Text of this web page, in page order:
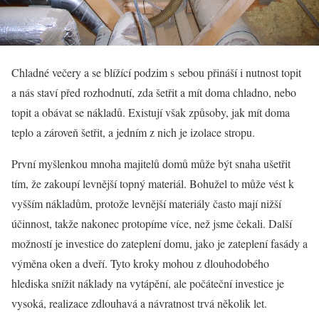
Chladné večery a se blížící podzim s sebou přináší i nutnost topit
a nás staví před rozhodnutí, zda šetřit a mít doma chladno, nebo
topit a obávat se nákladů. Existují však způsoby, jak mít doma
teplo a zároveň šetřit, a jedním z nich je izolace stropu.
První myšlenkou mnoha majitelů domů může být snaha ušetřit
tím, že zakoupí levnější topný materiál. Bohužel to může vést k
vyšším nákladům, protože levnější materiály často mají nižší
účinnost, takže nakonec protopíme více, než jsme čekali. Další
možností je investice do zateplení domu, jako je zateplení fasády a
výměna oken a dveří. Tyto kroky mohou z dlouhodobého
hlediska snížit náklady na vytápění, ale počáteční investice je
vysoká, realizace zdlouhavá a návratnost trvá několik let.